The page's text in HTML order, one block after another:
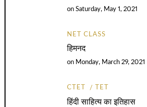
onSaturday, May 1, 2021
NET CLASS
हिमनद
on Monday, March 29, 2021
CTET TET
हिंदी साहित्य का इतिहास